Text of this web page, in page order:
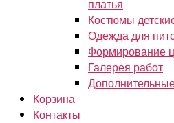
платья
Костюмы
Одежда для
Формирование
Галерея работ
Корзина
Контакты